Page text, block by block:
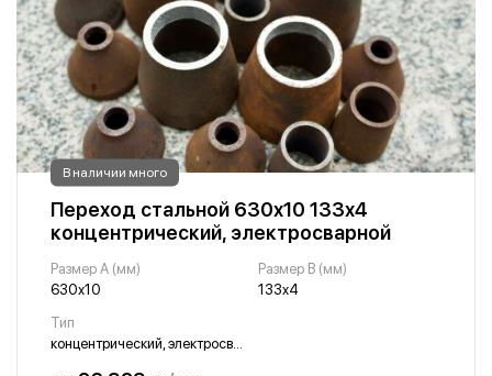
В наличии много
Переход стальной 630х10 133х4
концентрический, электросварной
Размер A (мм)
630х10
Размер B (мм)
133х4
Тип